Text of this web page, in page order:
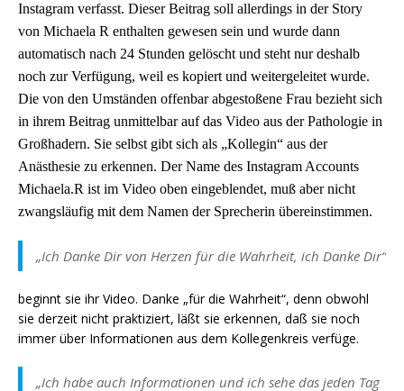
Instagram verfasst. Dieser Beitrag soll allerdings in der Story
von Michaela R enthalten gewesen sein und wurde dann
automatisch nach 24 Stunden gelöscht und steht nur deshalb
noch zur Verfügung, weil es kopiert und weitergeleitet wurde.
Die von den Umständen offenbar abgestoßene Frau bezieht sich
in ihrem Beitrag unmittelbar auf das Video aus der Pathologie in
Großhadern. Sie selbst gibt sich als „Kollegin“ aus der
Anästhesie zu erkennen. Der Name des Instagram Accounts
Michaela.R ist im Video oben eingeblendet, muß aber nicht
zwangsläufig mit dem Namen der Sprecherin übereinstimmen.
„Ich Danke Dir von Herzen für die Wahrheit, ich Danke Dir“
beginnt sie ihr Video. Danke „für die Wahrheit“, denn obwohl
sie derzeit nicht praktiziert, läßt sie erkennen, daß sie noch
immer über Informationen aus dem Kollegenkreis verfüge.
„Ich habe auch Informationen und ich sehe das jeden Tag